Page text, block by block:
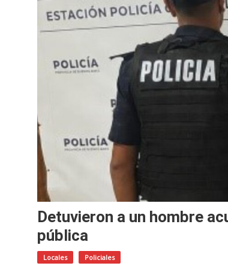
Detuvieron a un hombre
pública
Locales Policiales